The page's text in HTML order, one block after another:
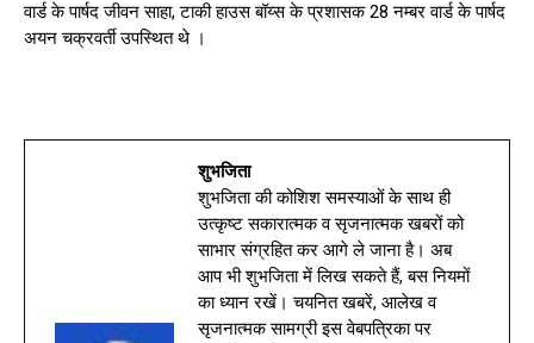
वार्ड के पार्षद जीवन साहा, टाकी हाउस बॉय्स के प्रशासक 28 नम्बर वार्ड के पार्षद
अयन चक्रवर्ती उपस्थित थे ।
शुभजिता
शुभजिता की कोशिश समस्याओं के साथ ही
उत्कृष्ट सकारात्मक व सृजनात्मक खबरों को
साभार संग्रहित कर आगे ले जाना है। अब
आप भी शुभजिता में लिख सकते हैं, बस नियमों
का ध्यान रखें। चयनित खबरें, आलेख व
सृजनात्मक सामग्री इस वेबपत्रिका पर